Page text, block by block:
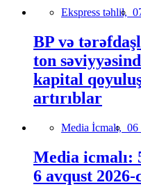
Ekspress təhlil,
BP və
ton
kapital
artırıblar
Media İcmalı, 06
Media icmalı:
6 avqust 2026-